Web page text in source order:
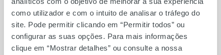
como utilizador e com o intuito de analisar o tráfego do
site. Pode permitir clicando em “Permitir todos” ou
configurar as suas opções. Para mais informações
clique em “Mostrar detalhes” ou consulte a nossa